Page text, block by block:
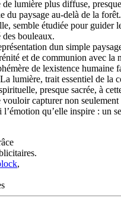
de lumière plus diffuse,
du paysage au-delà de la
semble étudiée pour guider
des bouleaux.
dun simple
et de communion avec la
de lexistence humaine
lumière, trait essentiel de la
presque sacrée, à
vouloir capturer non seulement
l’émotion qu’elle inspire : un
,